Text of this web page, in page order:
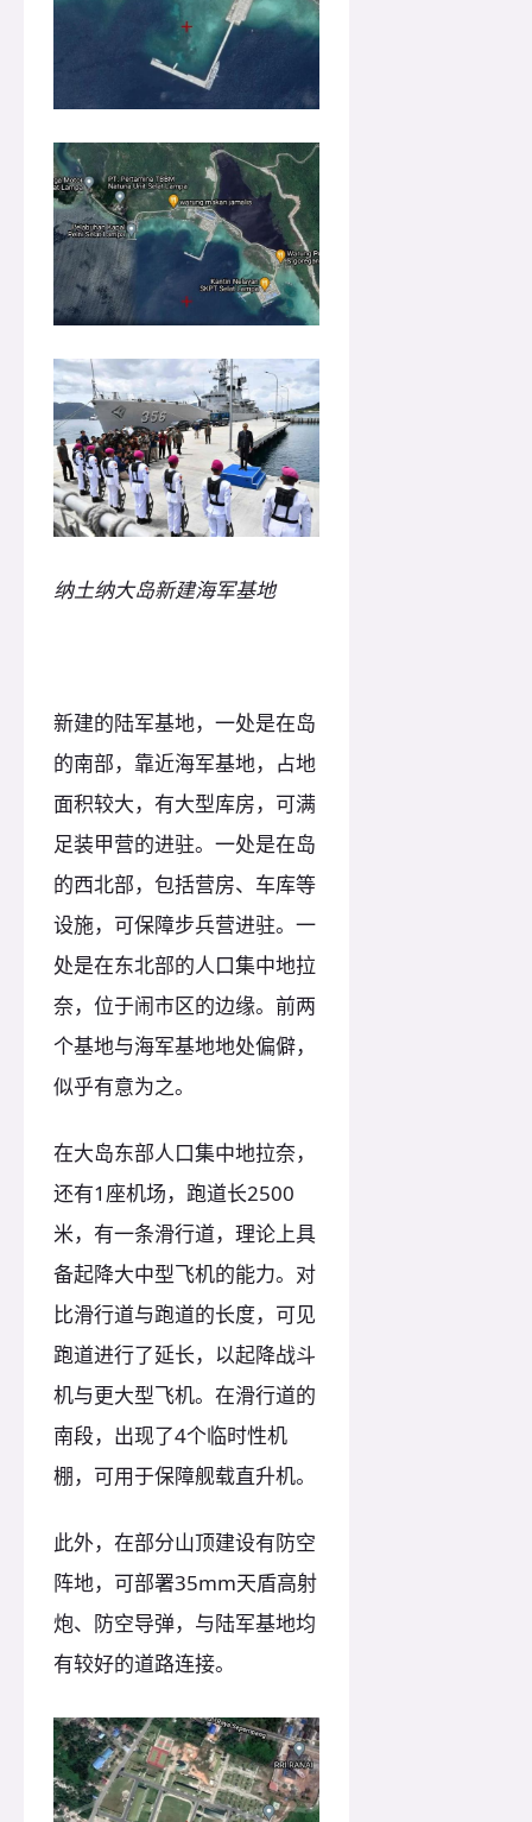
纳土纳大岛新建海军基地
新建的陆军基地，一处是在岛
的南部，靠近海军基地，占地
面积较大，有大型库房，可满
足装甲营的进驻。一处是在岛
的西北部，包括营房、车库等
设施，可保障步兵营进驻。一
处是在东北部的人口集中地拉
奈，位于闹市区的边缘。前两
个基地与海军基地地处偏僻，
似乎有意为之。
在大岛东部人口集中地拉奈，
还有1座机场，跑道长2500
米，有一条滑行道，理论上具
备起降大中型飞机的能力。对
比滑行道与跑道的长度，可见
跑道进行了延长，以起降战斗
机与更大型飞机。在滑行道的
南段，出现了4个临时性机
棚，可用于保障舰载直升机。
此外，在部分山顶建设有防空
阵地，可部署35mm天盾高射
炮、防空导弹，与陆军基地均
有较好的道路连接。